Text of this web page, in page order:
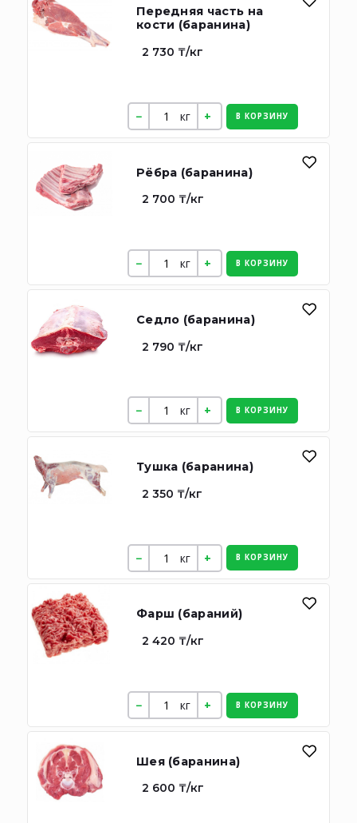
Передняя часть на
кости (баранина)
2 730 ₸/кг
кг В КОРЗИНУ
Рёбра (баранина)
2 700 ₸/кг
кг В КОРЗИНУ
Седло (баранина)
2 790 ₸/кг
кг В КОРЗИНУ
Тушка (баранина)
2 350 ₸/кг
кг В КОРЗИНУ
Фарш (бараний)
2 420 ₸/кг
кг В КОРЗИНУ
Шея (баранина)
2 600 ₸/кг